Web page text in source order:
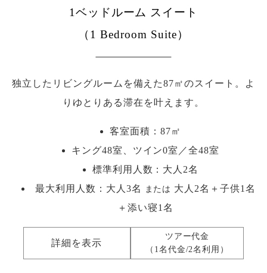
1ベッドルーム スイート
（1 Bedroom Suite）
独立したリビングルームを備えた87㎡のスイート。よ
りゆとりある滞在を叶えます。
客室面積：87㎡
キング48室、ツイン0室／全48室
標準利用人数： 大人2名
最大利用人数： 大人3名 または 大人2名＋子供1名
＋添い寝1名
詳細を表示
ツアー代金
（1名代金/2名利用）